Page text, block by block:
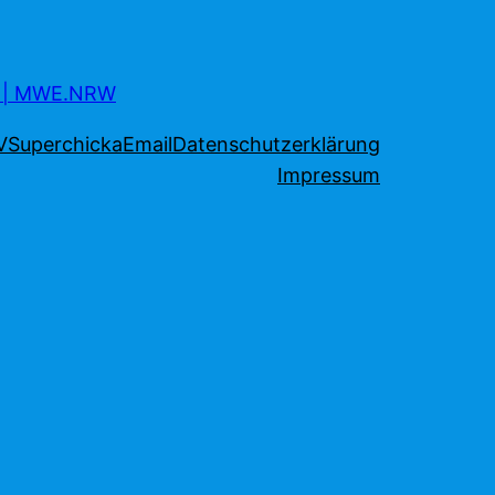
MWE.NRW
SuperchickaEmailDatenschutzerklärung
Impressum